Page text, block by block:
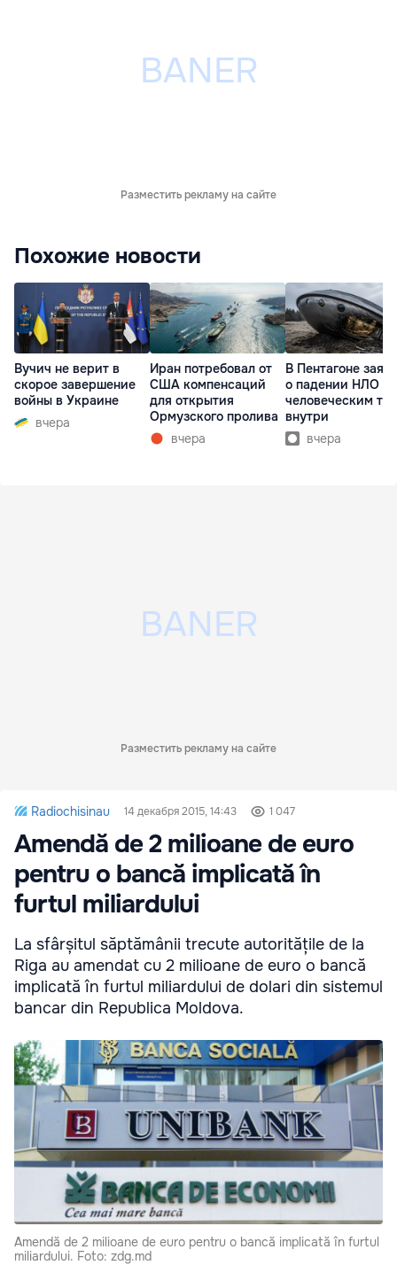
Разместить рекламу на сайте
Похожие новости
Вучич не верит в
скорое завершение
войны в Украине
вчера
Иран потребовал от
США компенсаций
для открытия
Ормузского пролива
вчера
В Пентагоне
о падении НЛО с
человеческим
внутри
вчера
Разместить рекламу на сайте
Radiochisinau 14 декабря 2015, 14:43 1 047
Amendă de 2 milioane de euro
pentru o bancă implicată în
furtul miliardului
La sfârșitul săptămânii trecute autoritățile de la
Riga au amendat cu 2 milioane de euro o bancă
implicată în furtul miliardului de dolari din sistemul
bancar din Republica Moldova.
Amendă de 2 milioane de euro pentru o bancă implicată în furtul
miliardului. Foto: zdg.md